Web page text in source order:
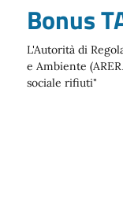
Bonus
L'Autorità di
e Ambiente
sociale rifiuti"